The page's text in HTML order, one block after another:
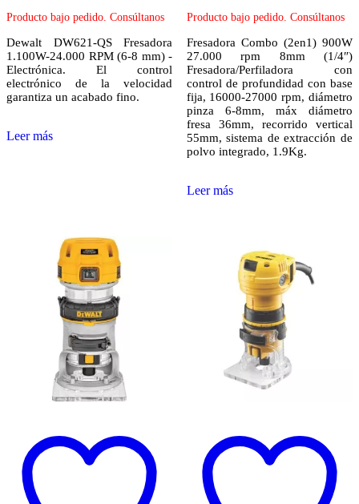
Producto bajo pedido. Consúltanos
Dewalt DW621-QS Fresadora
1.100W-24.000 RPM (6-8 mm) -
Electrónica. El control
electrónico de la velocidad
garantiza un acabado fino.
Leer más
Producto bajo pedido. Consúltanos
Fresadora Combo (2en1) 900W
27.000 rpm 8mm (1/4″)
Fresadora/Perfiladora con
control de profundidad con base
fija, 16000-27000 rpm, diámetro
pinza 6-8mm, máx diámetro
fresa 36mm, recorrido vertical
55mm, sistema de extracción de
polvo integrado, 1.9Kg.
Leer más